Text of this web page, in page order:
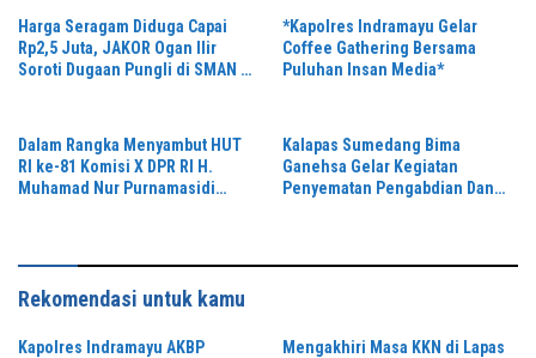
Penegak Hukum”
Harga Seragam Diduga Capai
Rp2,5 Juta, JAKOR Ogan Ilir
Soroti Dugaan Pungli di SMAN 1
*Kapolres Indramayu Gelar
Coffee Gathering Bersama
Puluhan Insan Media*
Dalam Rangka Menyambut HUT
RI ke-81 Komisi X DPR RI H.
Muhamad Nur Purnamasidi
Kalapas Sumedang Bima
Ganehsa Gelar Kegiatan
Penyematan Pengabdian Dan
Rekomendasi untuk kamu
Kapolres Indramayu AKBP
Mengakhiri Masa KKN di Lapas